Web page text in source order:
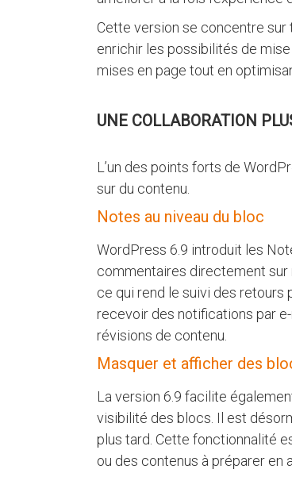
Cette version se concentre sur
enrichir les possibilités de
mises en page tout en
UNE COLLABORATION
L’un des points forts de
sur du contenu.
Notes au niveau du bloc
WordPress 6.9 introduit les
commentaires directement sur
ce qui rend le suivi des
recevoir des notifications par
révisions de contenu.
Masquer et afficher des
La version 6.9 facilite
visibilité des blocs. Il est
plus tard. Cette fonctionnalité
ou des contenus à préparer en